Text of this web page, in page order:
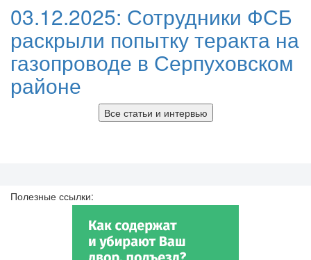
03.12.2025: Сотрудники ФСБ
раскрыли попытку теракта на
газопроводе в Серпуховском
районе
Все статьи и интервью
Полезные ссылки: